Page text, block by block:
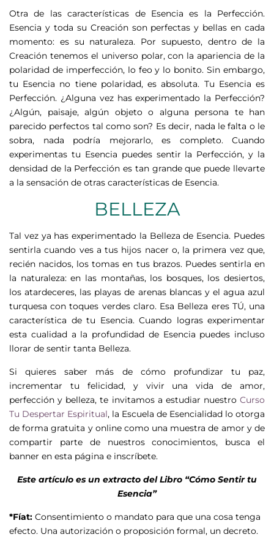
Otra de las características de Esencia es la Perfección.
Esencia y toda su Creación son perfectas y bellas en cada
momento: es su naturaleza. Por supuesto, dentro de la
Creación tenemos el universo polar, con la apariencia de la
polaridad de imperfección, lo feo y lo bonito. Sin embargo,
tu Esencia no tiene polaridad, es absoluta. Tu Esencia es
Perfección. ¿Alguna vez has experimentado la Perfección?
¿Algún, paisaje, algún objeto o alguna persona te han
parecido perfectos tal como son? Es decir, nada le falta o le
sobra, nada podría mejorarlo, es completo. Cuando
experimentas tu Esencia puedes sentir la Perfección, y la
densidad de la Perfección es tan grande que puede llevarte
a la sensación de otras características de Esencia.
BELLEZA
Tal vez ya has experimentado la Belleza de Esencia. Puedes
sentirla cuando ves a tus hijos nacer o, la primera vez que,
recién nacidos, los tomas en tus brazos. Puedes sentirla en
la naturaleza: en las montañas, los bosques, los desiertos,
los atardeceres, las playas de arenas blancas y el agua azul
turquesa con toques verdes claro. Esa Belleza eres TÚ, una
característica de tu Esencia. Cuando logras experimentar
esta cualidad a la profundidad de Esencia puedes incluso
llorar de sentir tanta Belleza.
Si quieres saber más de cómo profundizar tu paz,
incrementar tu felicidad, y vivir una vida de amor,
perfección y belleza, te invitamos a estudiar nuestro Curso
Tu Despertar Espiritual, la Escuela de Esencialidad lo otorga
de forma gratuita y online como una muestra de amor y de
compartir parte de nuestros conocimientos, busca el
banner en esta página e inscríbete.
Este artículo es un extracto del Libro “Cómo Sentir tu
Esencia”
*Fíat: Consentimiento o mandato para que una cosa tenga
efecto. Una autorización o proposición formal, un decreto.